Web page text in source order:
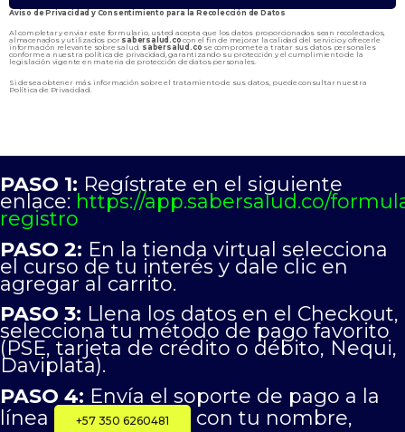
Aviso de Privacidad y Consentimiento para la Recolección de Datos
Al completar y enviar este formulario, usted acepta que los datos proporcionados sean recolectados,
almacenados y utilizados por sabersalud.co con el fin de mejorar la calidad del servicio y ofrecerle
información relevante sobre salud. sabersalud.co se compromete a tratar sus datos personales
conforme a nuestra política de privacidad, garantizando su protección y el cumplimiento de la
legislación vigente en materia de protección de datos personales.
Si desea obtener más información sobre el tratamiento de sus datos, puede consultar nuestra
Política de Privacidad
PASO 1: Regístrate en el siguiente
enlace: https://app.sabersalud.co/
registro
PASO 2: En la tienda virtual selecciona
el curso de tu interés y dale clic en
agregar al carrito.
PASO 3: Llena los datos en el Checkout,
selecciona tu método de pago favorito
(PSE, tarjeta de crédito o débito, Nequi,
Daviplata).
PASO 4: Envía el soporte de pago a la
línea
+57 350 6260481
con tu nombre,